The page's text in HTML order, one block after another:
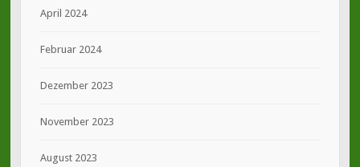
April 2024
Februar 2024
Dezember 2023
November 2023
August 2023